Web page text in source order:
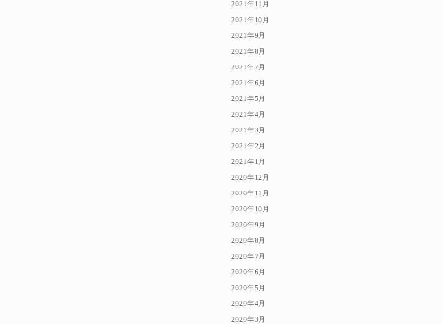
2021年11月
2021年10月
2021年9月
2021年8月
2021年7月
2021年6月
2021年5月
2021年4月
2021年3月
2021年2月
2021年1月
2020年12月
2020年11月
2020年10月
2020年9月
2020年8月
2020年7月
2020年6月
2020年5月
2020年4月
2020年3月